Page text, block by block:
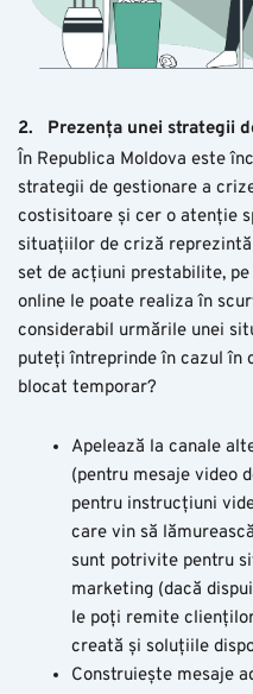
2. Prezența unei strategii
În Republica Moldova este
strategii de gestionare a
costisitoare și cer o atenție
situațiilor de criză
set de acțiuni prestabilite,
online le poate realiza în
considerabil urmările unei
puteți întreprinde în cazul în
blocat temporar?
Apelează la canale
(pentru mesaje video
pentru instrucțiuni
care vin să
sunt potrivite pentru
marketing (dacă
le poți remite
creată și soluțiile
Construiește mesaje